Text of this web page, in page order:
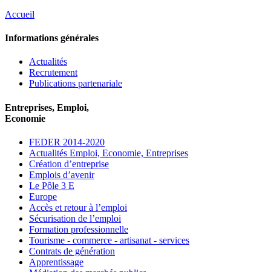
Accueil
Informations générales
Actualités
Recrutement
Publications partenariale
Entreprises, Emploi,
Economie
FEDER 2014-2020
Actualités Emploi, Economie, Entreprises
Création d’entreprise
Emplois d’avenir
Le Pôle 3 E
Europe
Accès et retour à l’emploi
Sécurisation de l’emploi
Formation professionnelle
Tourisme - commerce - artisanat - services
Contrats de génération
Apprentissage